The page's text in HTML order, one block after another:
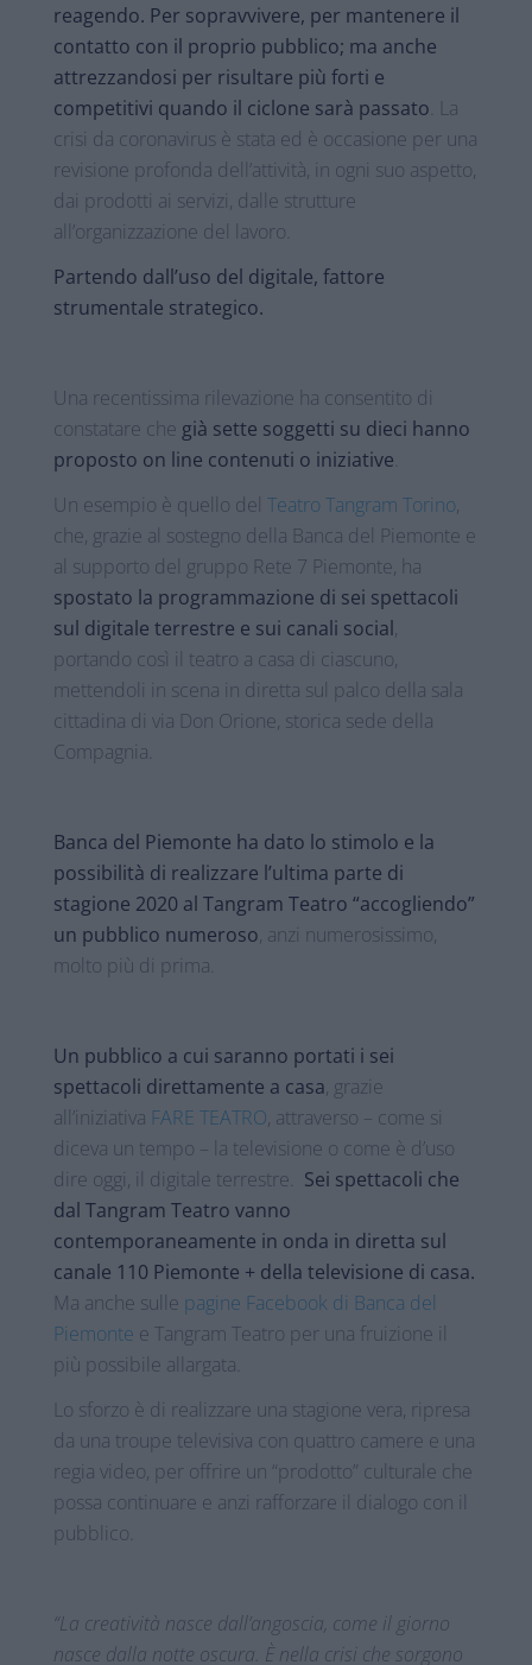
reagendo. Per sopravvivere, per mantenere il
contatto con il proprio pubblico; ma anche
attrezzandosi per risultare più forti e
competitivi quando il ciclone sarà passato . La
crisi da coronavirus è stata ed è occasione per una
revisione profonda dell’attività, in ogni suo aspetto,
dai prodotti ai servizi, dalle strutture
all’organizzazione del lavoro.
Partendo dall’uso del digitale, fattore
strumentale strategico.
Una recentissima rilevazione ha consentito di
constatare che già sette soggetti su dieci hanno
proposto on line contenuti o iniziative
Un esempio è quello del Teatro Tangram Torino,
che, grazie al sostegno della Banca del Piemonte e
al supporto del gruppo Rete 7 Piemonte, ha
spostato la programmazione di sei spettacoli
sul digitale terrestre e sui canali social,
portando così il teatro a casa di ciascuno,
mettendoli in scena in diretta sul palco della sala
cittadina di via Don Orione, storica sede della
Compagnia.
Banca del Piemonte ha dato lo stimolo e la
possibilità di realizzare l’ultima parte di
stagione 2020 al Tangram Teatro “accogliendo”
un pubblico numeroso, anzi numerosissimo,
molto più di prima.
Un pubblico a cui saranno portati i sei
spettacoli direttamente a casa, grazie
all’iniziativa FARE TEATRO, attraverso – come si
diceva un tempo – la televisione o come è d’uso
dire oggi, il digitale terrestre. Sei spettacoli che
dal Tangram Teatro vanno
contemporaneamente in onda in diretta sul
canale 110 Piemonte + della televisione di casa.
Ma anche sulle pagine Facebook di Banca del
Piemonte e Tangram Teatro per una fruizione il
più possibile allargata.
Lo sforzo è di realizzare una stagione vera, ripresa
da una troupe televisiva con quattro camere e una
regia video, per offrire un “prodotto” culturale che
possa continuare e anzi rafforzare il dialogo con il
pubblico.
“La creatività nasce dall’angoscia, come il giorno
nasce dalla notte oscura. È nella crisi che sorgono